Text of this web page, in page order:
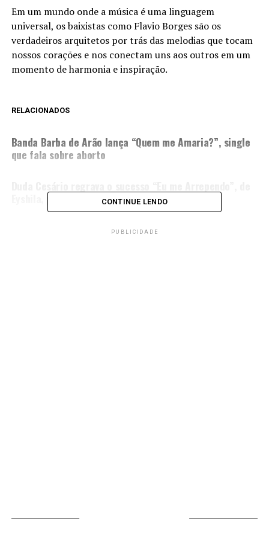
Em um mundo onde a música é uma linguagem
universal, os baixistas como Flavio Borges são os
verdadeiros arquitetos por trás das melodias que tocam
nossos corações e nos conectam uns aos outros em um
momento de harmonia e inspiração.
RELACIONADOS
Banda Barba de Arão lança “Quem me Amaria?”, single
que fala sobre aborto
Eyshila, para o CGM CoversCONTINUE LENDO
PUBLICIDADE